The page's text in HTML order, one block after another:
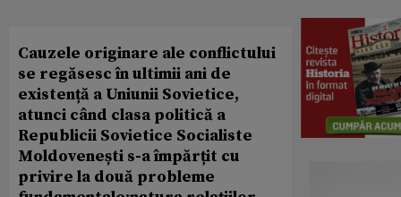
Cauzele originare ale conflictului
se regăsesc în ultimii ani de
existență a Uniunii Sovietice,
atunci când clasa politică a
Republicii Sovietice Socialiste
Moldovenești s-a împărțit cu
privire la două probleme